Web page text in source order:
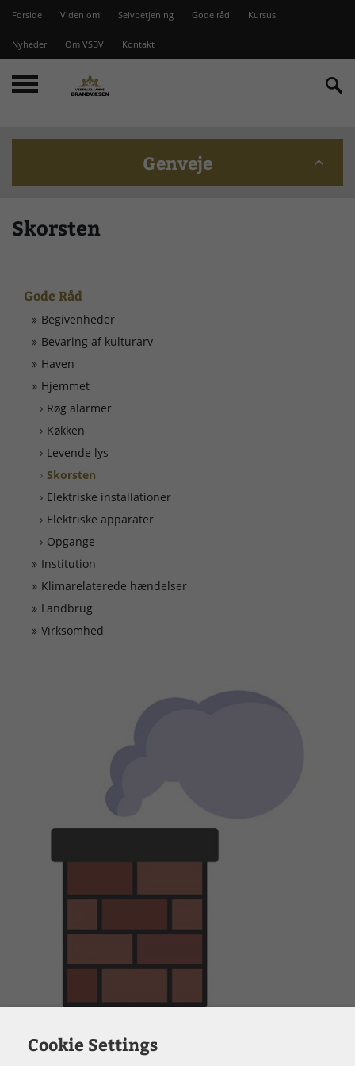
Forside Viden om Selvbetjening Gode råd Kursus
Nyheder Om VSBV Kontakt
Genveje
Beredskabskommission
Brandstationer
Døgnrapport
EAN nummer
Fyrværkeri
Kontakt
Kurser
Ledige Stillinger
Skorsten
Gode Råd
Begivenheder
Bevaring af kulturarv
Haven
Hjemmet
Røg alarmer
Køkken
Levende lys
Skorsten
Elektriske installationer
Elektriske apparater
Opgange
Institution
Klimarelaterede hændelser
Landbrug
Virksomhed
Bliv klogere på skorstensbrand
Cookie Settings